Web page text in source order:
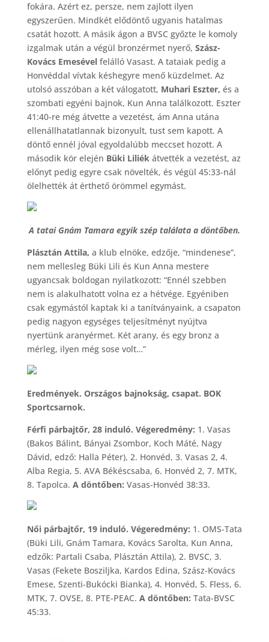
fokára. Azért ez, persze, nem zajlott ilyen
egyszerűen. Mindkét elődöntő ugyanis hatalmas
csatát hozott. A másik ágon a BVSC győzte le komoly
izgalmak után a végül bronzérmet nyerő, Szász-
Kovács Emesévelfelálló Vasast. A tataiak pedig a
Honvéddal vívtak késhegyre menő küzdelmet. Az
utolsó asszóban a két válogatott, Muhari Eszter, és a
szombati egyéni bajnok, Kun Anna találkozott. Eszter
41:40-re még átvette a vezetést, ám Anna utána
ellenállhatatlannak bizonyult, tust sem kapott. A
döntő ennél jóval egyoldalúbb meccset hozott. A
második kör elején Büki Liliékátvették a vezetést, az
előnyt pedig egyre csak növelték, és végül 45:33-nál
ölelhették át érthető örömmel egymást.
A tatai Gnám Tamara egyik szép találata a döntőben.
Plásztán Attila, a klub elnöke, edzője, “mindenese”,
nem mellesleg Büki Lili és Kun Anna mestere
ugyancsak boldogan nyilatkozott: “Ennél szebben
nem is alakulhatott volna ez a hétvége. Egyéniben
csak egymástól kaptak ki a tanítványaink, a csapaton
pedig nagyon egységes teljesítményt nyújtva
nyertünk aranyérmet. Két arany, és egy bronz a
mérleg, ilyen még sose volt…”
Eredmények. Országos bajnokság, csapat. BOK
Sportcsarnok.
Férfi párbajtőr, 28 induló. Végeredmény: 1. Vasas
(Bakos Bálint, Bányai Zsombor, Koch Máté, Nagy
Dávid, edző: Halla Péter), 2. Honvéd, 3. Vasas 2, 4.
Alba Regia, 5. AVA Békéscsaba, 6. Honvéd 2, 7. MTK,
8. Tapolca. A döntőben: Vasas-Honvéd 38:33.
Női párbajtőr, 19 induló. Végeredmény: 1. OMS-Tata
(Büki Lili, Gnám Tamara, Kovács Sarolta, Kun Anna,
edzők: Partali Csaba, Plásztán Attila), 2. BVSC, 3.
Vasas (Fekete Bosziljka, Kardos Edina, Szász-Kovács
Emese, Szenti-Bukócki Bianka), 4. Honvéd, 5. Fless, 6.
MTK, 7. OVSE, 8. PTE-PEAC. A döntőben: Tata-BVSC
45:33.